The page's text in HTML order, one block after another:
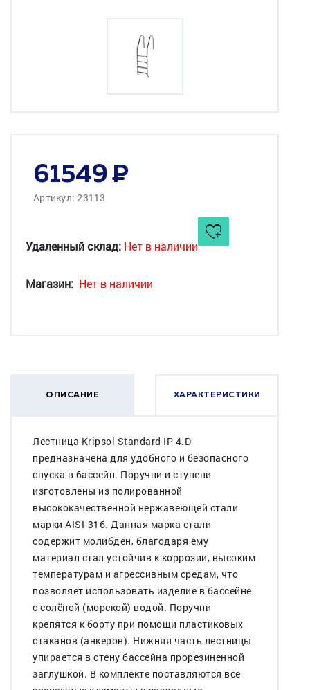
61549
Артикул: 23113
Удаленный склад: Нет в наличии
Магазин: Нет в наличии
ОПИСАНИЕ ХАРАКТЕРИСТИКИ
Лестница Kripsol Standard IP 4.D
предназначена для удобного и безопасного
спуска в бассейн. Поручни и ступени
изготовлены из полированной
высококачественной нержавеющей стали
марки AISI-316. Данная марка стали
содержит молибден, благодаря ему
материал стал устойчив к коррозии, высоким
температурам и агрессивным средам, что
позволяет использовать изделие в бассейне
с солёной (морской) водой. Поручни
крепятся к борту при помощи пластиковых
стаканов (анкеров). Нижняя часть лестницы
упирается в стену бассейна прорезиненной
заглушкой. В комплекте поставляются все